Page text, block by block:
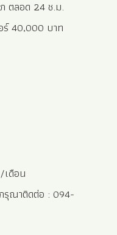
ณาติดต่อ : 094-
at Supalai Ville,
Mai.
key features
bathrooms, Spacious